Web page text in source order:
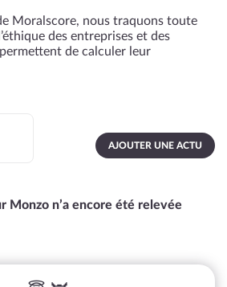
Moralscore, nous traquons toute
des entreprises et des
de calculer leur
AJOUTER UNE ACTU
Monzo n’a encore été relevée